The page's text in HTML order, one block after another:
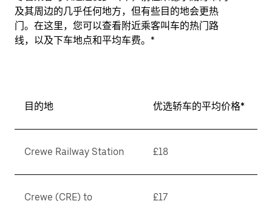
及其周边的几乎任何地方，但有些目的地会更热
门。在这里，您可以查看附近乘客叫车的热门路
线，以及下车地点和平均车费。*
目的地 优选轿车的平均价格*
Crewe Railway Station £18
Crewe (CRE) to
£17